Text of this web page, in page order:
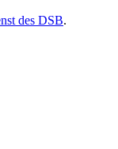
des DSB.